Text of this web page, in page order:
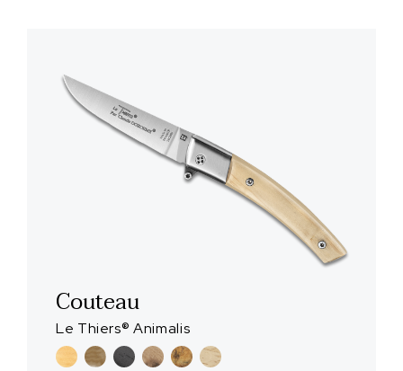
Couteau
Le Thiers® Animalis